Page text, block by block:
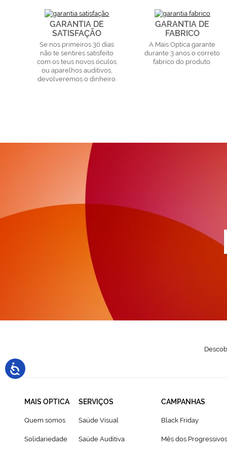
GARANTIA DE
SATISFAÇÃO
Se nos primeiros 30 dias
não te sentires satisfeito
com os teus novos óculos
ou aparelhos auditivos,
devolveremos o dinheiro.
GARANTIA DE
FABRICO
A Mais Optica garante
durante 3 anos o correto
fabrico do produto.
MAIS OPTICA
Quem somos
Solidariedade
SERVIÇOS
Saúde Visual
Saúde Auditiva
CAMPANHAS
Black Friday
Mês dos Progressivos